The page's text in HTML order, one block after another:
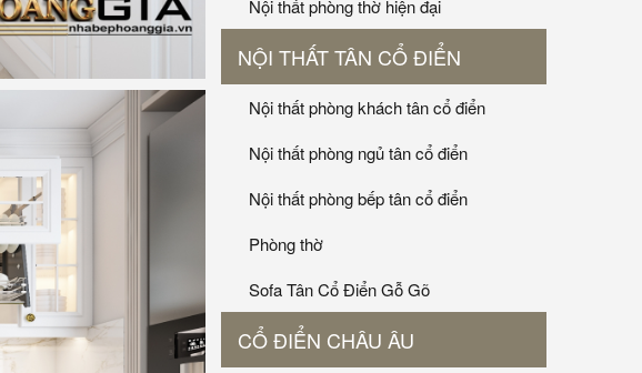
Nội thất phòng thờ hiện đại
NỘI THẤT TÂN CỔ ĐIỂN
Nội thất phòng khách tân cổ điển
Nội thất phòng ngủ tân cổ điển
Nội thất phòng bếp tân cổ điển
Phòng thờ
Sofa Tân Cổ Điển Gỗ Gõ
CỔ ĐIỂN CHÂU ÂU